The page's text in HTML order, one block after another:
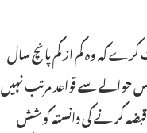
کہ وہ کم از کم پانچ سال
سے قواعد مرتب نہیں
کرنے کی دانستہ کوشش